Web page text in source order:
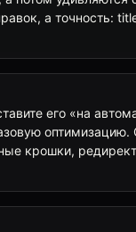
а точность:
его «на
крошки,